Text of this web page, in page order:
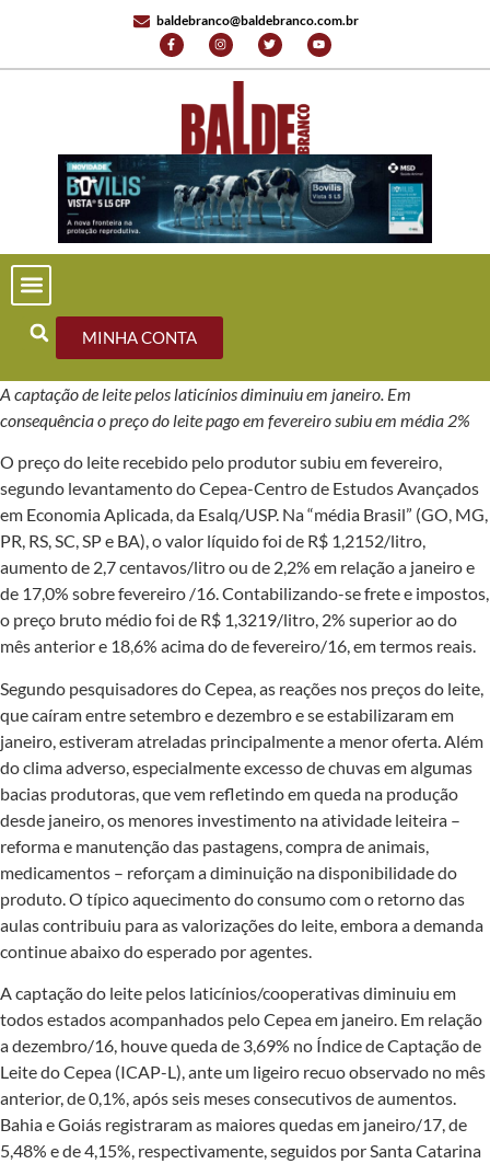
baldebranco@baldebranco.com.br
MINHA CONTA
A captação de leite pelos laticínios diminuiu em janeiro. Em
consequência o preço do leite pago em fevereiro subiu em média 2%
O preço do leite recebido pelo produtor subiu em fevereiro,
segundo levantamento do Cepea-Centro de Estudos Avançados
em Economia Aplicada, da Esalq/USP. Na “média Brasil” (GO, MG,
PR, RS, SC, SP e BA), o valor líquido foi de R$ 1,2152/litro,
aumento de 2,7 centavos/litro ou de 2,2% em relação a janeiro e
de 17,0% sobre fevereiro /16. Contabilizando-se frete e impostos,
o preço bruto médio foi de R$ 1,3219/litro, 2% superior ao do
mês anterior e 18,6% acima do de fevereiro/16, em termos reais.
Segundo pesquisadores do Cepea, as reações nos preços do leite,
que caíram entre setembro e dezembro e se estabilizaram em
janeiro, estiveram atreladas principalmente a menor oferta. Além
do clima adverso, especialmente excesso de chuvas em algumas
bacias produtoras, que vem refletindo em queda na produção
desde janeiro, os menores investimento na atividade leiteira –
reforma e manutenção das pastagens, compra de animais,
medicamentos – reforçam a diminuição na disponibilidade do
produto. O típico aquecimento do consumo com o retorno das
aulas contribuiu para as valorizações do leite, embora a demanda
continue abaixo do esperado por agentes.
A captação do leite pelos laticínios/cooperativas diminuiu em
todos estados acompanhados pelo Cepea em janeiro. Em relação
a dezembro/16, houve queda de 3,69% no Índice de Captação de
Leite do Cepea (ICAP-L), ante um ligeiro recuo observado no mês
anterior, de 0,1%, após seis meses consecutivos de aumentos.
Bahia e Goiás registraram as maiores quedas em janeiro/17, de
5,48% e de 4,15%, respectivamente, seguidos por Santa Catarina